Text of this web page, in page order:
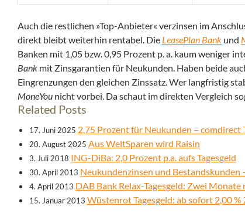
Auch die restlichen »Top-Anbieter« verzinsen im
direkt bleibt weiterhin rentabel. Die LeasePlan Bank und
Banken mit 1,05 bzw. 0,95 Prozent p. a. kaum weniger
Bank mit Zinsgarantien für Neukunden. Haben beide
Eingrenzungen den gleichen Zinssatz. Wer langfristig
MoneYou nicht vorbei. Da schaut im direkten Vergleich
Related Posts
17. Juni 2025 2,75 Prozent für Neukunden – comdirect
20. August 2025 Aus WeltSparen wird Raisin
3. Juli 2018 ING-DiBa: 2,0 Prozent p.a. aufs Tagesgeld
30. April 2013 Neukundenzinsen und Bestandskunden
4. April 2013 DAB Bank Relax-Tagesgeld: Zwei
15. Januar 2013 Wüstenrot Tagesgeld: ab sofort 2,00